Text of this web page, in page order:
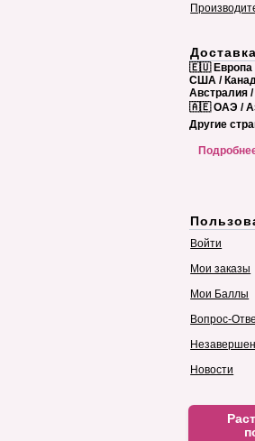
🇪🇺 Европа
США /
Австралия
🇦🇪 ОАЭ /
Другие
Войти
Мои заказы
Мои Баллы
Вопрос-
Новости